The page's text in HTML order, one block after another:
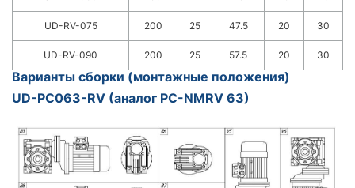
UD-RV-075 200 25 47.5 20 30
UD-RV-090 200 25 57.5 20 30
Варианты сборки (монтажные положения)
UD-PC063-RV (аналог РС-NMRV 63)